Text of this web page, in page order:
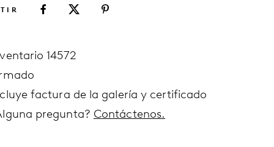
14572
factura de la galería y certificado
pregunta? Contáctenos.